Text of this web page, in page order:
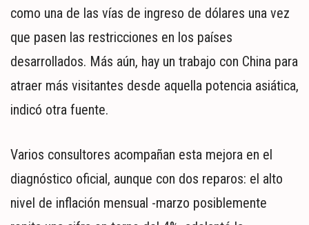
como una de las vías de ingreso de dólares una vez
que pasen las restricciones en los países
desarrollados. Más aún, hay un trabajo con China para
atraer más visitantes desde aquella potencia asiática,
indicó otra fuente.
Varios consultores acompañan esta mejora en el
diagnóstico oficial, aunque con dos reparos: el alto
nivel de inflación mensual -marzo posiblemente